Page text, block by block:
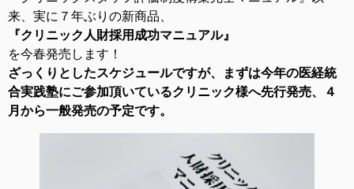
来、実に７年ぶりの新商品、
『クリニック人財採用成功マニュアル』
を今春発売します！
ざっくりとしたスケジュールですが、まずは今年の医経統
合実践塾にご参加頂いているクリニック様へ先行発売、４
月から一般発売の予定です。